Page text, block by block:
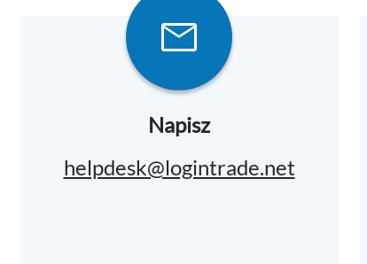
Napisz
helpdesk@logintrade.net